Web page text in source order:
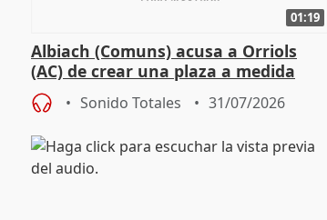
01:19
Albiach (Comuns) acusa a Orriols
(AC) de crear una plaza a medida
para su hija en Ripoll (Girona)
Sonido Totales 31/07/2026